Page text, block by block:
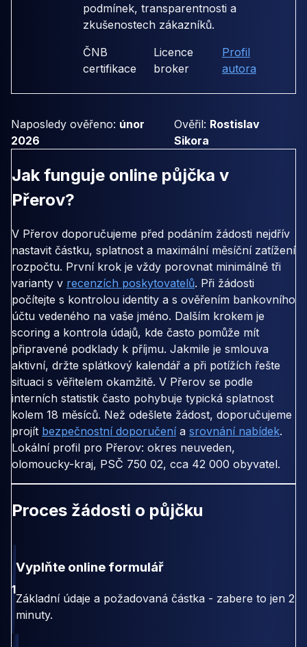
podmínek, transparentnosti a
zkušenostech zákazníků.
ČNB
certifikace
Licence
broker
Profil
autora
Naposledy ověřeno: únor
2026
Ověřil: Rostislav
Sikora
Jak funguje online půjčka v
Přerov?
V Přerov doporučujeme před podáním žádosti nejdřív
nastavit částku, splatnost a maximální měsíční zatížení
rozpočtu. První krok je vždy porovnat minimálně tři
varianty v recenzích poskytovatelů. Při žádosti
počítejte s kontrolou identity a s ověřením bankovního
účtu vedeného na vaše jméno. Dalším krokem je
scoring a kontrola údajů, kde často pomůže mít
připravené podklady k příjmu. Jakmile je smlouva
aktivní, držte splátkový kalendář a při potížích řešte
situaci s věřitelem okamžitě. V Přerov se podle
interních statistik často pohybuje typická splatnost
kolem 18 měsíců. Než odešlete žádost, doporučujeme
projít bezpečnostní doporučenía srovnání nabídek.
Lokální profil pro Přerov: okres neuveden,
olomoucky-kraj, PSČ 750 02, cca 42 000 obyvatel.
Proces žádosti o půjčku
1
Vyplňte online formulář
Základní údaje a požadovaná částka - zabere to jen 2
minuty.